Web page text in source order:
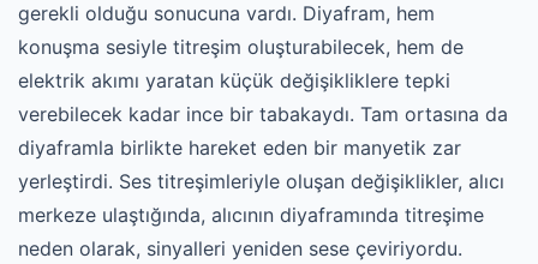
gerekli olduğu sonucuna vardı. Diyafram, hem
konuşma sesiyle titreşim oluşturabilecek, hem de
elektrik akımı yaratan küçük değişikliklere tepki
verebilecek kadar ince bir tabakaydı. Tam ortasına da
diyaframla birlikte hareket eden bir manyetik zar
yerleştirdi. Ses titreşimleriyle oluşan değişiklikler, alıcı
merkeze ulaştığında, alıcının diyaframında titreşime
neden olarak, sinyalleri yeniden sese çeviriyordu.